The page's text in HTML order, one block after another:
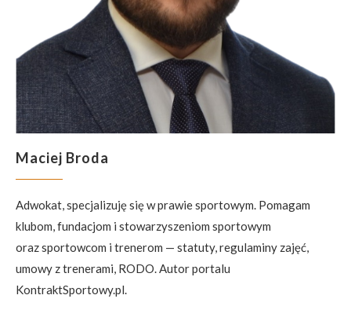
Maciej Broda
Adwokat, specjalizuję się w prawie sportowym. Pomagam
klubom, fundacjom i stowarzyszeniom sportowym
oraz sportowcom i trenerom — statuty, regulaminy zajęć,
umowy z trenerami, RODO. Autor portalu
KontraktSportowy.pl.